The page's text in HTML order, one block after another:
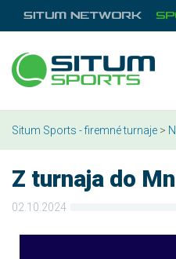
Situm Sports - firemné turnaje >
Z turnaja do
02.10.2024